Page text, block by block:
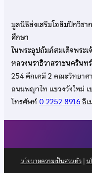
มูลนิธิส่งเสริมโอลิมปิกวิช
ศึกษา
ในพระอุปถัมภ์สมเด็จพระ
หลวงนราธิวาสราชนครินทร์
254 ตึกเคมี 2 คณะวิทยา
ถนนพญาไท แขวงวังใหม่
โทรศัพท์0 2252 8916อีเ
นโยบายความเป็นส่วนตัว| น